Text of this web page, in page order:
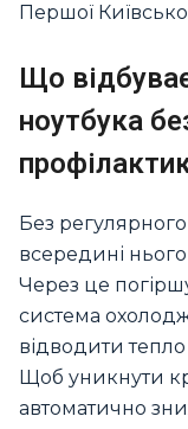
Першої
Що
ноутбука
Без
всередині
Через це
система
відводити
Щоб уникнути
автоматично